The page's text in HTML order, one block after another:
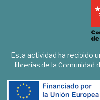
Esta actividad ha recibido
librerías de la Comunidad